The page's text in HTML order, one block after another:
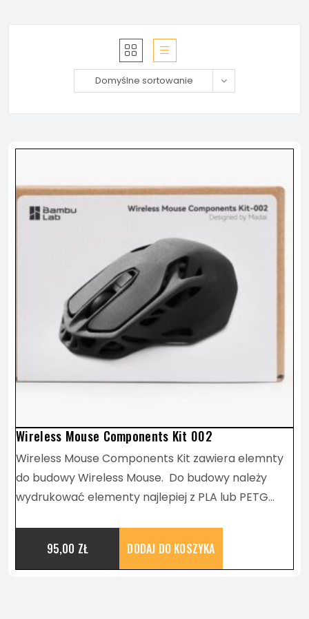
Domyślne sortowanie
Wireless Mouse Components Kit 002
Wireless Mouse Components Kit zawiera elemnty
do budowy Wireless Mouse. Do budowy należy
wydrukować elementy najlepiej z PLA lub PETG…
95,00 ZŁ DODAJ DO KOSZYKA